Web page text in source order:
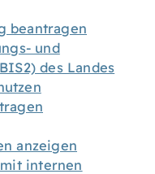
beantragen
und
des Landes
anzeigen
internen